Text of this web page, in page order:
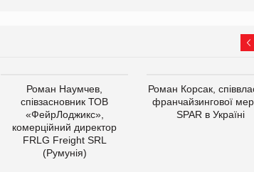
Роман Наумчев,
співзасновник ТОВ
«ФейрЛоджикс»,
комерційний директор
FRLG Freight SRL
(Румунія)
Роман Корсак,
франчайзингової
SPAR в Україні